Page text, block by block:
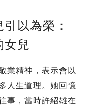
以為榮：
女兒
業精神，表示會以
人生道理。她回憶
事，當時許紹雄在